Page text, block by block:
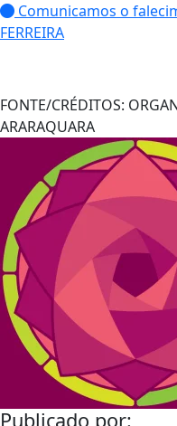
Comunicamos o
FERREIRA
FONTE/CRÉDITOS:
ARARAQUARA
Publicado por: